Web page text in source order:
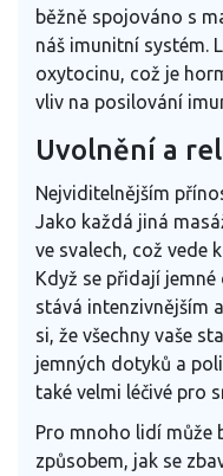
běžně spojováno s
náš imunitní systém.
oxytocinu, což je
vliv na posilování
Uvolnění a
Nejviditelnějším
Jako každá jiná
ve svalech, což vede
Když se přidají
stává intenzivnějším
si, že všechny vaše
jemných dotyků a
také velmi léčivé pro
Pro mnoho lidí může
způsobem, jak se